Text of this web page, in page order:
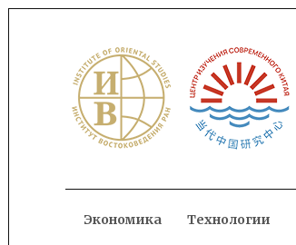
content
Экономика Технологии